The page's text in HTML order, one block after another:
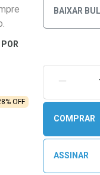
BAIXAR
OFF
COMPRAR
ASSINAR